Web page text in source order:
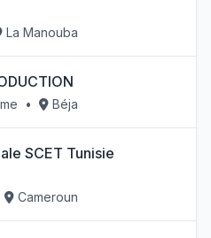
La Manouba
• Béja
SCET Tunisie
Cameroun